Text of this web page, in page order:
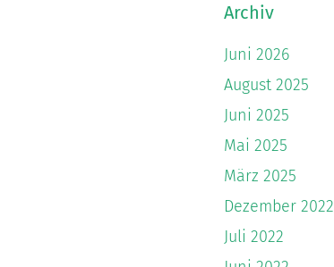
Archiv
Juni 2026
August 2025
Juni 2025
Mai 2025
März 2025
Dezember 2022
Juli 2022